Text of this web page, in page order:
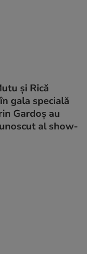
și Rică
gala specială
Gardoș au
al show-